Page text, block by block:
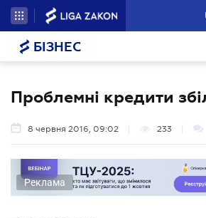
БІЗНЕС
Проблемні кредити
8 червня 2016, 09:02 233
Реклама